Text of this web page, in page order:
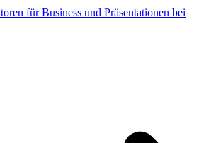
für Business und Präsentationen bei